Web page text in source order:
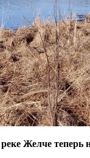
Желче теперь